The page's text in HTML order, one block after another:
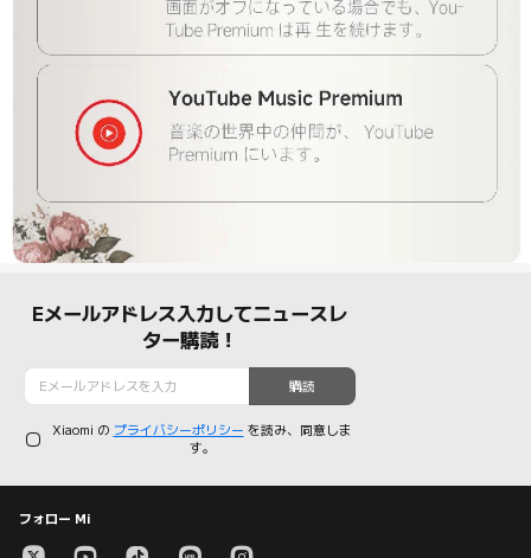
Eメールアドレス入力してニュースレ
ター購読！
購読
Xiaomi の プライバシーポリシー を読み、同意しま
す。
フォロー Mi